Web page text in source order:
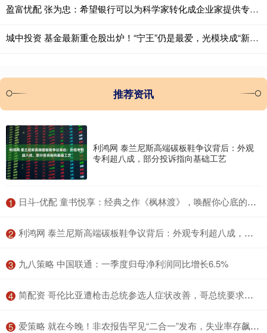
盈富忧配 张为忠：希望银行可以为科学家转化成企业家提供专业团队支持
城中投资 基金最新重仓股出炉！“宁王”仍是最爱，光模块成“新宠”
推荐资讯
利鸿网 泰兰尼斯高端碳板鞋争议背后：外观
专利超八成，部分投诉指向基础工艺
1 ​日斗-优配 童书悦享：经典之作《枫林渡》，唤醒你心底的童年记忆！
2 ​利鸿网 泰兰尼斯高端碳板鞋争议背后：外观专利超八成，部分投诉指向基础工艺
3 ​九八策略 中国联通：一季度归母净利润同比增长6.5%
4 ​简配资 哥伦比亚遭枪击总统参选人症状改善，哥总统要求美国协助调查
5 ​爱策略 就在今晚！非农报告罕见“二合一”发布，失业率存飙升可能